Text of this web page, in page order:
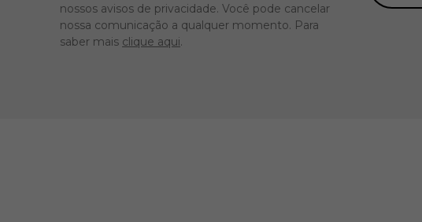
nossos avisos de privacidade. Você pode cancelar
nossa comunicação a qualquer momento. Para
saber mais clique aqui.